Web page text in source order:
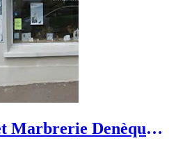
Marbrerie Denèque -